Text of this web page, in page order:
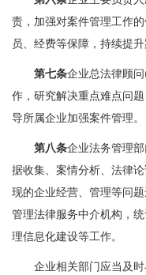
责，加强对案件管理工作
员、经费等保障，持续提
第七条企业总法律顾
作，研究解决重点难点问
导所属企业加强案件管理。
第八条企业法务管理
据收集、案情分析、法律
现的企业经营、管理等问
管理法律服务中介机构，
理信息化建设等工作。
企业相关部门应当及时